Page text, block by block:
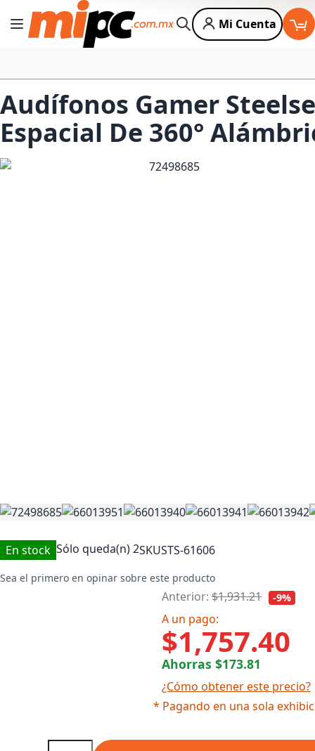
Cambiar Nav
Buscar
Mi Cuenta
Audífonos Gamer
Espacial De 360°
En stock Sólo queda(n)2SKUSTS-61606
Sea el primero en opinar sobre este producto
Anterior: $1,931.21 -9%
A un pago:
$1,757.40
Ahorras $173.81
¿Cómo obtener este precio?
* Pagando en una sola